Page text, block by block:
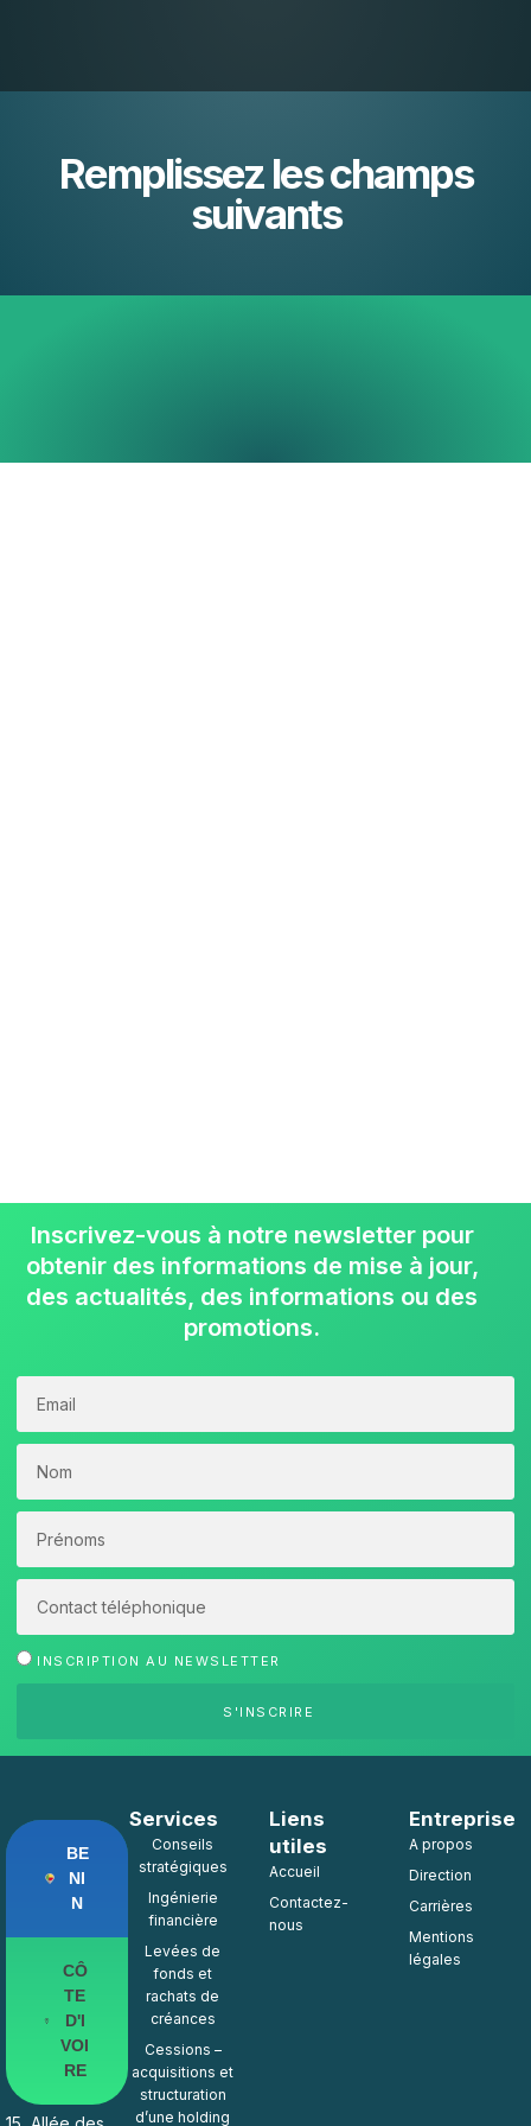
Remplissez les champs
suivants
Inscrivez-vous à notre newsletter pour
obtenir des informations de mise à jour,
des actualités, des informations ou des
promotions.
INSCRIPTION AU NEWSLETTER
S'INSCRIRE
BE
NI
N
CÔ
TE
D'I
VOI
RE
Services
Conseils
stratégiques
Ingénierie
financière
Levées de
fonds et
rachats de
créances
Cessions –
acquisitions et
structuration
d’une holding
Liens
utiles
Accueil
Contactez-
nous
Entreprise
A propos
Direction
Carrières
Mentions
légales